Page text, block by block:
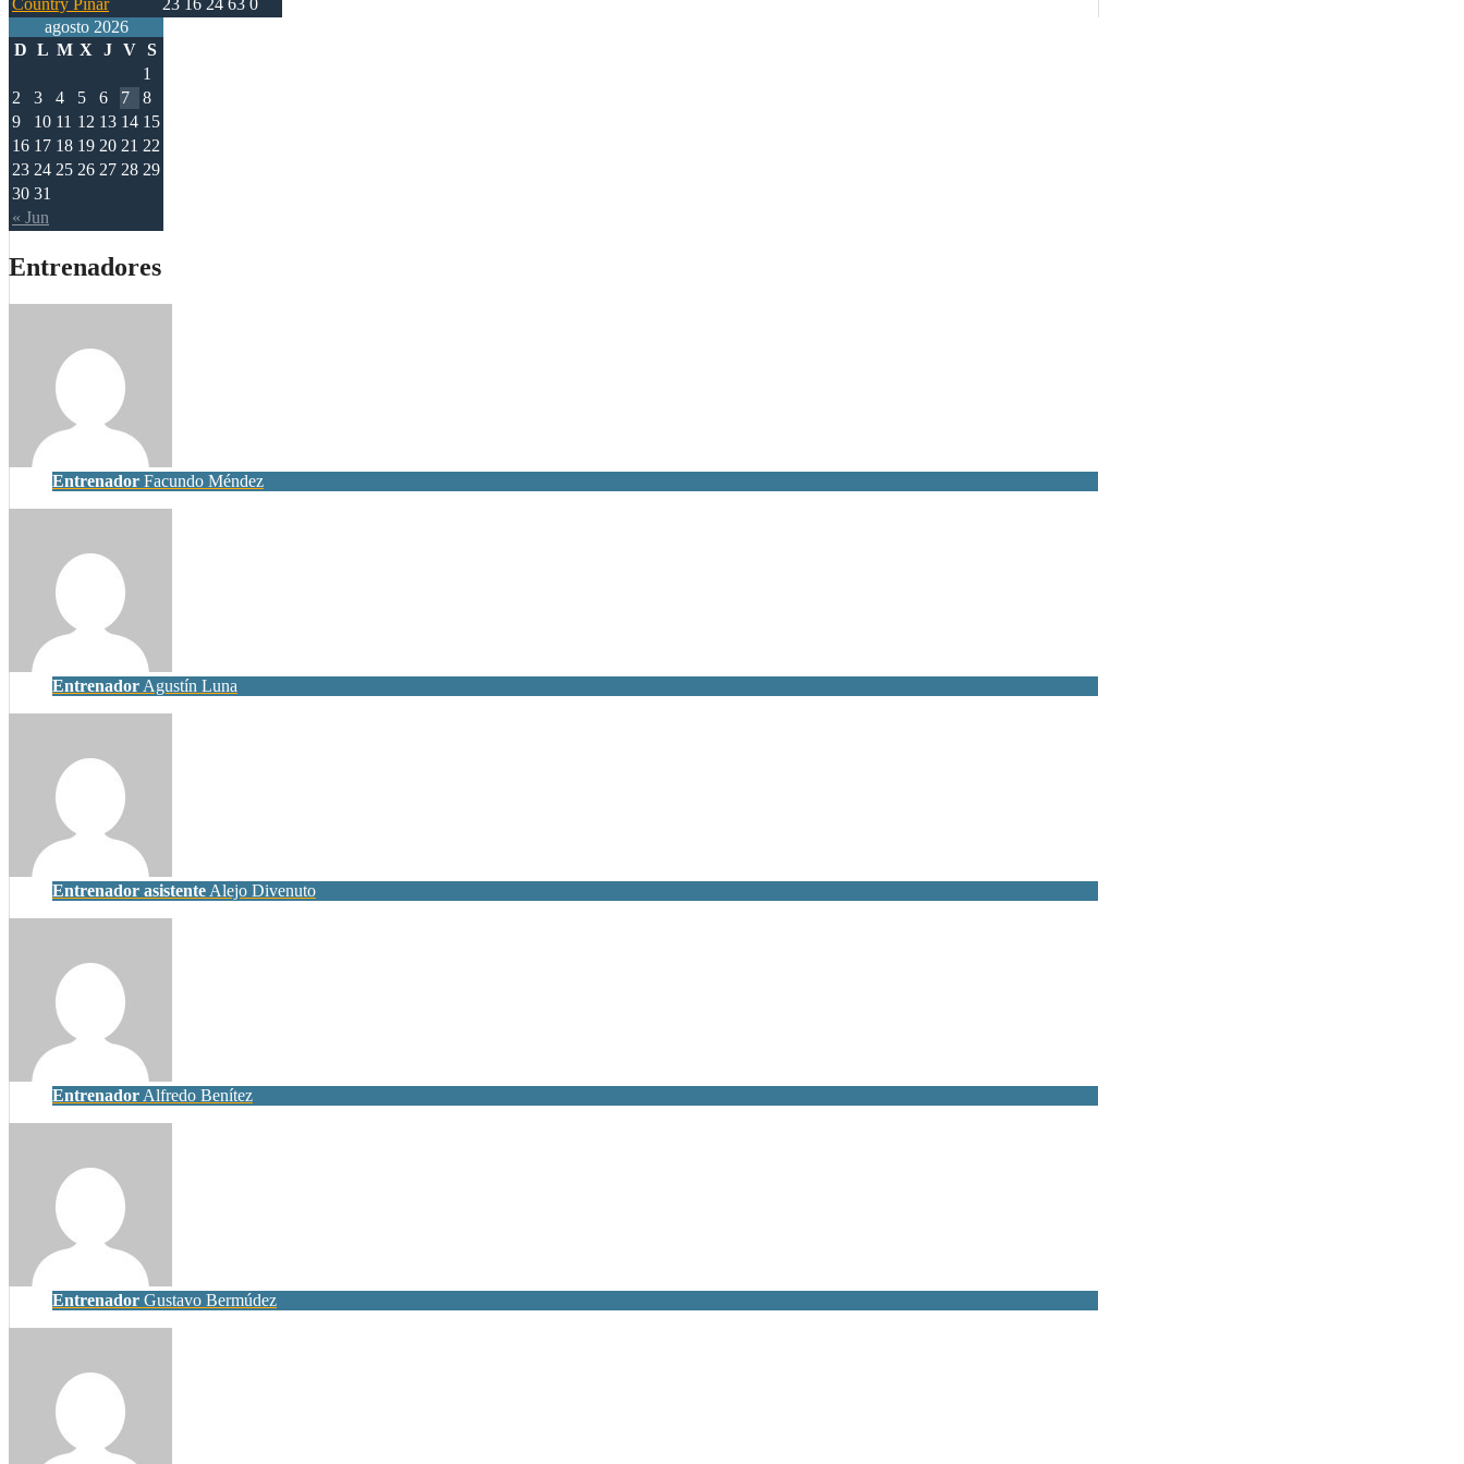
agosto 2026
D L M X J V S
« Jun
1
2
3 4 5 6 7
8
9
10 11 12 13 14 15
16 17 18 19 20 21 22
23 24 25 26 27 28 29
30 31
Entrenadores
Entrenador Facundo Méndez
Entrenador Agustín Luna
Entrenador asistente Alejo Divenuto
Entrenador Alfredo Benítez
Entrenador Gustavo Bermúdez